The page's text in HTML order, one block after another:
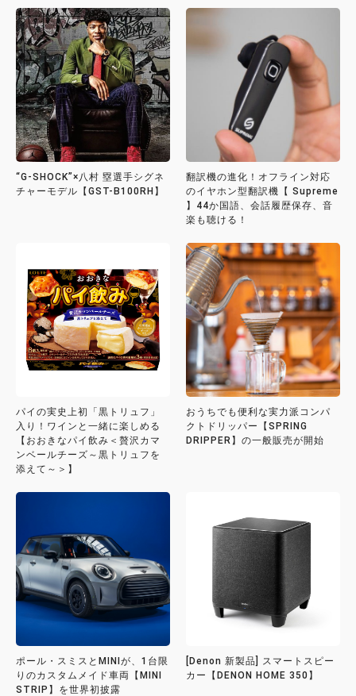
“G-SHOCK”×八村 塁選手シグネ
チャーモデル【GST-B100RH】
翻訳機の進化！オフライン対応
のイヤホン型翻訳機【 Supreme
】44か国語、会話履歴保存、音
楽も聴ける！
パイの実史上初「黒トリュフ」
入り！ワインと一緒に楽しめる
【おおきなパイ飲み＜贅沢カマ
ンベールチーズ～黒トリュフを
添えて～＞】
おうちでも便利な実力派コンパ
クトドリッパー【SPRING
DRIPPER】の一般販売が開始
ポール・スミスとMINIが、1台限
りのカスタムメイド車両【MINI
STRIP】を世界初披露
[Denon 新製品] スマートスピー
カー【DENON HOME 350】